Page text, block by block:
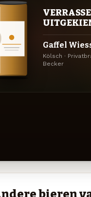
Gaffel
Kölsch ·
Becker
bieren